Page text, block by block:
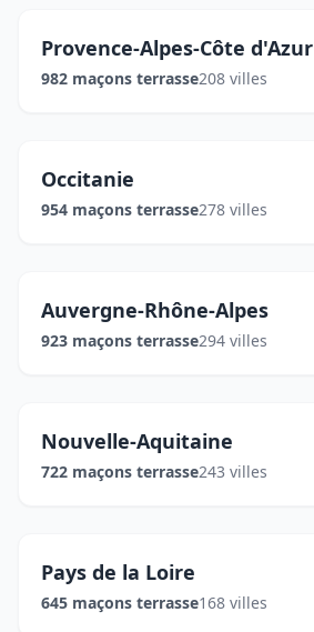
Provence-Alpes-Côte d'Azur
982 maçons terrasse208 villes
Occitanie
954 maçons terrasse278 villes
Auvergne-Rhône-Alpes
923 maçons terrasse294 villes
Nouvelle-Aquitaine
722 maçons terrasse243 villes
Pays de la Loire
645 maçons terrasse168 villes